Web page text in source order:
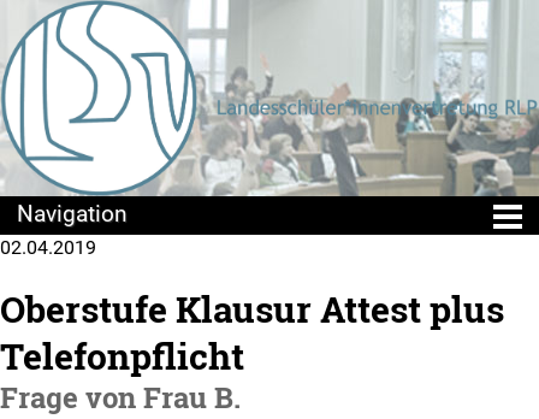
Positionen & Lesestoff
02.04.2019
Oberstufe Klausur Attest plus
Telefonpflicht
Frage von Frau B.